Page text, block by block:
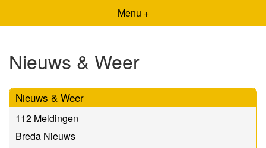
Menu +
Nieuws & Weer
Nieuws & Weer
112 Meldingen
Breda Nieuws